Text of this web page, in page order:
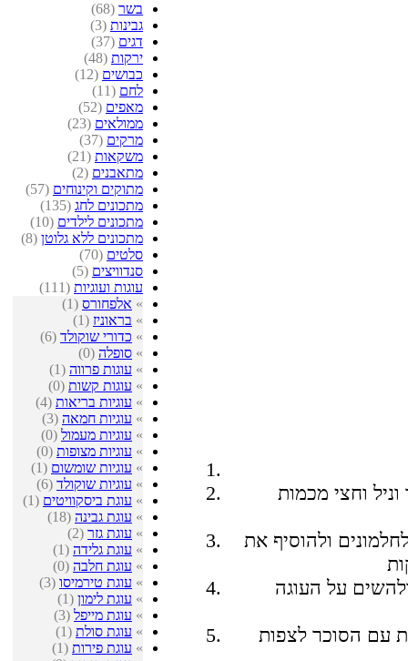
בשר (68)
גבינות (3)
דגים (37)
ירקות (48)
כבושים (12)
לחם (11)
מאפים (52)
ממולאים (23)
מרקים (37)
משקאות (21)
מתאבנים (2)
מתוקים וקינוחים (57)
מתכונים לחג (135)
מתכונים לילדים (10)
מתכונים ללא גלוטן (8)
סלטים (70)
סנדוויצים (5)
עוגות ועוגיות (111)
» אלפחורס (1)
» בראוניז (1)
» כדורי שוקולד (6)
» סופלה (0)
» עוגות פרווה (1)
» עוגות קשות (0)
» עוגיות בריאות (4)
» עוגיות חמאה (3)
» עוגיות מעמול (0)
» עוגיות מצופות (0)
» עוגיות שומשום (1)
» עוגיות שוקולד (6)
» עוגת ביסקוויטים (1)
» עוגת גבינה (18)
» עוגת גזר (2)
» עוגת גלידה (1)
» עוגת חלבה (0)
» עוגת טירמיסו (3)
» עוגת לימון (1)
» עוגת מייפל (3)
» עוגת סולת (1)
» עוגת פירות (1)
וחצי מכמות
ולהוסיף את
על העוגה
עם הסוכר לצפות